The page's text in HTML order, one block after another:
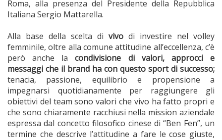
Roma, alla presenza del Presidente della Repubblica
Italiana Sergio Mattarella.
Alla base della scelta di vivo di investire nel volley
femminile, oltre alla comune attitudine all’eccellenza, c’è
però anche lacondivisione di valori, approcci e
messaggi che il brand ha con questo sport di successo;
tenacia, passione, equilibrio e propensione a
impegnarsi quotidianamente per raggiungere gli
obiettivi del team sono valori che vivo ha fatto propri e
che sono chiaramente racchiusi nella mission aziendale
espressa dal concetto filosofico cinese di “Ben Fen”, un
termine che descrive l’attitudine a fare le cose giuste,